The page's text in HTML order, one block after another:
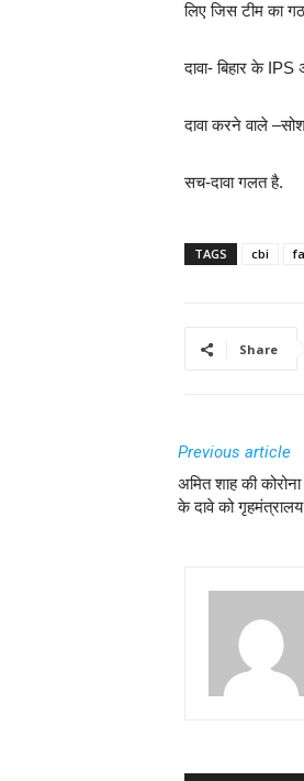
लिए जिस टीम का
दावा- बिहार के
दावा करने वाले
सच-दावा गलत है.
TAGS cbi
Share
Previous article
अमित शाह की कोरोना
के दावे को